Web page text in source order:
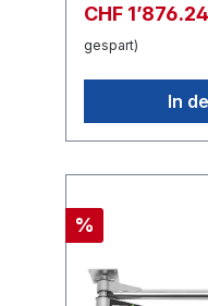
CHF
gespart)
In
%